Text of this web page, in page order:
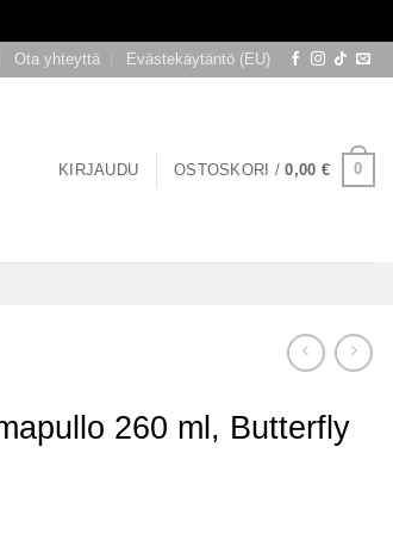
Ota yhteyttä Evästekäytäntö (EU)
KIRJAUDU OSTOSKORI /0,00 € 0
260 ml, Butterfly